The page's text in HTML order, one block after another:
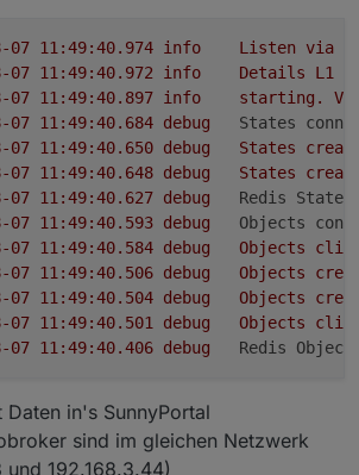
info Listen via
info Details L1
info starting.
debug
States
debug States
debug States
debug
Redis
debug
Objects
debug Objects
debug Objects
debug Objects
debug Objects
debug Redis
in's SunnyPortal
sind im gleichen Netzwerk
und 192.168.3.44)